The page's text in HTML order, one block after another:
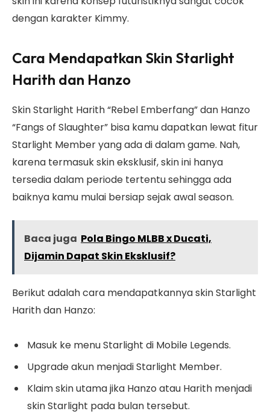
dengan karakter Kimmy.
Cara Mendapatkan Skin Starlight
Harith dan Hanzo
Skin Starlight Harith “Rebel Emberfang” dan Hanzo
“Fangs of Slaughter” bisa kamu dapatkan lewat fitur
Starlight Member yang ada di dalam game. Nah,
karena termasuk skin eksklusif, skin ini hanya
tersedia dalam periode tertentu sehingga ada
baiknya kamu mulai bersiap sejak awal season.
Baca juga Pola Bingo MLBB x Ducati,
Dijamin Dapat Skin Eksklusif?
Berikut adalah cara mendapatkannya skin Starlight
Harith dan Hanzo:
Masuk ke menu Starlight di Mobile Legends.
Upgrade akun menjadi Starlight Member.
Klaim skin utama jika Hanzo atau Harith menjadi
skin Starlight pada bulan tersebut.